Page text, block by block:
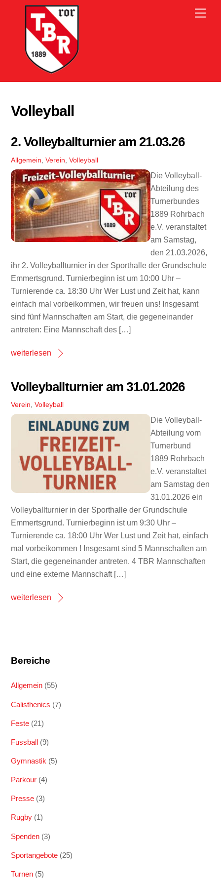
Volleyball
2. Volleyballturnier am 21.03.26
Allgemein ,Verein ,Volleyball
Die Volleyball-
Abteilung des
Turnerbundes
1889 Rohrbach
e.V. veranstaltet
am Samstag,
den 21.03.2026,
ihr 2. Volleyballturnier in der Sporthalle der Grundschule
Emmertsgrund. Turnierbeginn ist um 10:00 Uhr –
Turnierende ca. 18:30 Uhr Wer Lust und Zeit hat, kann
einfach mal vorbeikommen, wir freuen uns! Insgesamt
sind fünf Mannschaften am Start, die gegeneinander
antreten: Eine Mannschaft des […]
weiterlesen
Volleyballturnier am 31.01.2026
Verein ,Volleyball
Die Volleyball-
Abteilung vom
Turnerbund
1889 Rohrbach
e.V. veranstaltet
am Samstag den
31.01.2026 ein
Volleyballturnier in der Sporthalle der Grundschule
Emmertsgrund. Turnierbeginn ist um 9:30 Uhr –
Turnierende ca. 18:00 Uhr Wer Lust und Zeit hat, einfach
mal vorbeikommen ! Insgesamt sind 5 Mannschaften am
Start, die gegeneinander antreten. 4 TBR Mannschaften
und eine externe Mannschaft […]
weiterlesen
Bereiche
Allgemein (55)
Calisthenics (7)
Feste (21)
Fussball (9)
Gymnastik (5)
Parkour (4)
Presse (3)
Rugby (1)
Spenden (3)
Sportangebote (25)
Turnen (5)